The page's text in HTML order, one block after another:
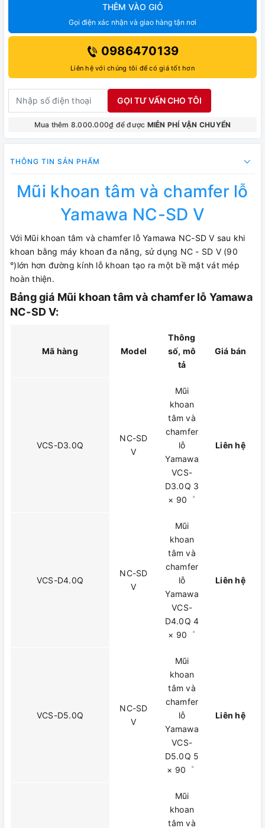
THÊM VÀO GIỎ
Gọi điện xác nhận và giao hàng tận nơi
0986470139
Liên hệ với chúng tôi để có giá tốt hơn
GỌI TƯ VẤN CHO TÔI
Mua thêm 8.000.000₫ để được MIỄN PHÍ VẬN CHUYỂN
THÔNG TIN SẢN PHẨM
Mũi khoan tâm và chamfer lỗ
Yamawa NC-SD V
Với Mũi khoan tâm và chamfer lỗ Yamawa NC-SD V sau khi
khoan bằng máy khoan đa năng, sử dụng NC - SD V (90
°)lớn hơn đường kính lỗ khoan tạo ra một bề mặt vát mép
hoàn thiện.
Bảng giá Mũi khoan tâm và chamfer lỗ Yamawa
NC-SD V:
Mã hàng Model
Thông
số, mô
tả
Giá bán
VCS-D3.0Q
NC-SD
V
Mũi
khoan
tâm và
chamfer
lỗ
Yamawa
VCS-
D3.0Q 3
× 90゜
Liên hệ
VCS-D4.0Q
NC-SD
V
Mũi
khoan
tâm và
chamfer
lỗ
Yamawa
VCS-
D4.0Q 4
× 90゜
Liên hệ
VCS-D5.0Q
NC-SD
V
Mũi
khoan
tâm và
chamfer
lỗ
Yamawa
VCS-
D5.0Q 5
× 90゜
Liên hệ
Mũi
khoan
tâm và